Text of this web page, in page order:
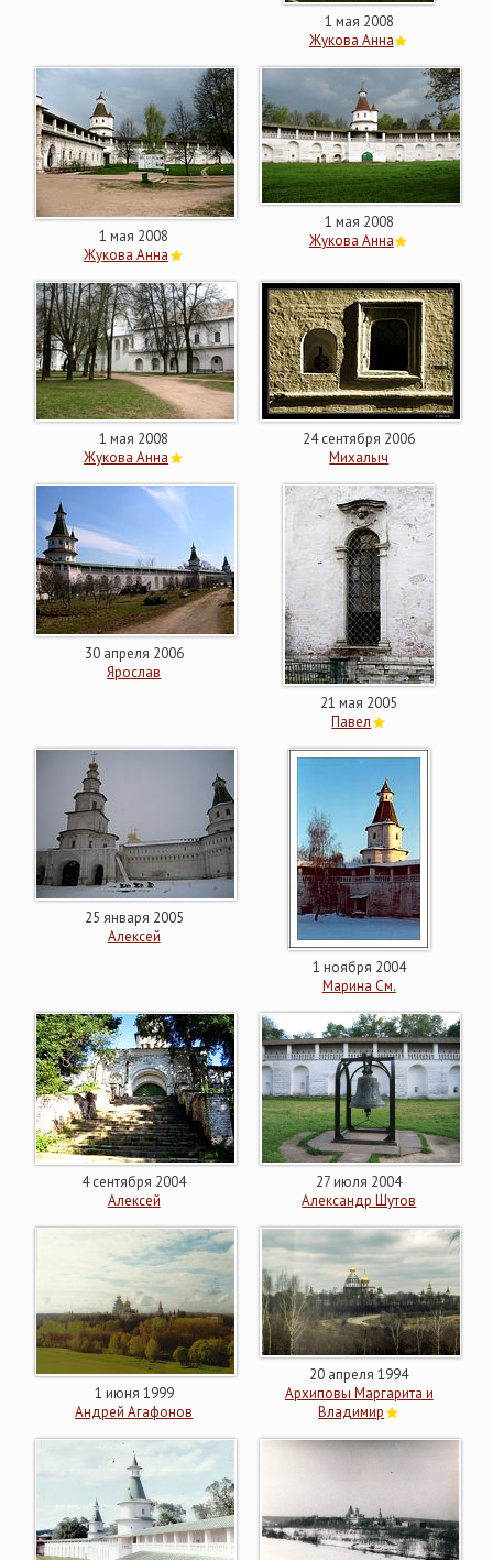
1 мая 2008
Жукова Анна
1 мая 2008
Жукова Анна
1 мая 2008
Жукова Анна
1 мая 2008
Жукова Анна
24 сентября 2006
Михалыч
30 апреля 2006
Ярослав
21 мая 2005
Павел
25 января 2005
Алексей
1 ноября 2004
Марина См.
4 сентября 2004
Алексей
27 июля 2004
Александр Шутов
1 июня 1999
Андрей Агафонов
20 апреля 1994
Архиповы Маргарита и
Владимир